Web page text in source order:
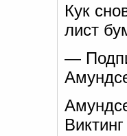
Кук
лист
—